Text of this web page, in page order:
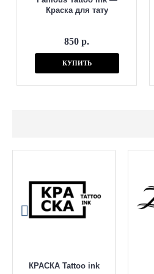
Краска для тату
850 р.
КУПИТЬ
КРАСКА Tattoo ink